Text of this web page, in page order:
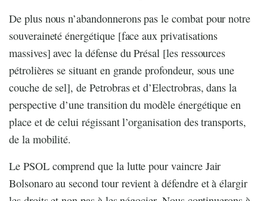
De plus nous n’abandonnerons pas le combat pour notre
souveraineté énergétique [face aux privatisations
massives] avec la défense du Présal [les ressources
pétrolières se situant en grande profondeur, sous une
couche de sel], de Petrobras et d’Electrobras, dans la
perspective d’une transition du modèle énergétique en
place et de celui régissant l’organisation des transports,
de la mobilité.
Le PSOL comprend que la lutte pour vaincre Jair
Bolsonaro au second tour revient à défendre et à élargir